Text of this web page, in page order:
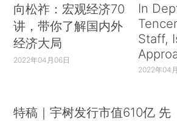
向松祚：宏观经济70
讲，带你了解国内外
经济大局
2022年04月06日
In
Staff,
2022年04
特稿｜宇树发行市值610亿 先